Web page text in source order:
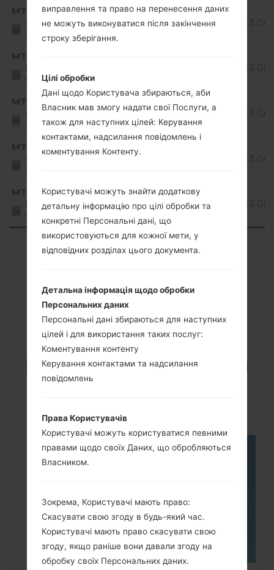
MTP
United
States
MS42820g_00_0913.kdz
Android
7.x
1.53 GiB
MTP
United
States
1.53 GiB
MTP
United
States
MS42820i_00_1228.kdz
Android
7.x
Nougat
1.53 GiB
MTP
United
States
MS42820k_00_0402.kdz
1.53 GiB
MTP
United
States
MS42820l_00_0620.kdz
Android
7.x
1.53 GiB
Showing 1 to 28 of 28 entries
Статті
LGMS428(LGMS428)
akaLG K10
виправлення та право на перенесення даних
не можуть виконуватися після закінчення
строку зберігання.
Цілі обробки
Дані щодо Користувача збираються, аби
Власник мав змогу надати свої Послуги, а
також для наступних цілей: Керування
контактами, надсилання повідомлень і
коментування Контенту.
Користувачі можуть знайти додаткову
детальну інформацію про цілі обробки та
конкретні Персональні дані, що
використовуються для кожної мети, у
відповідних розділах цього документа.
Детальна інформація щодо обробки
Персональних даних
Персональні дані збираються для наступних
цілей і для використання таких послуг:
Коментування контенту
Керування контактами та надсилання
повідомлень
Права Користувачів
Користувачі можуть користуватися певними
правами щодо своїх Даних, що обробляються
Власником.
Зокрема, Користувачі мають право:
Скасувати свою згоду в будь-який час.
Користувачі мають право скасувати свою
згоду, якщо раніше вони давали згоду на
обробку своїх Персональних даних.